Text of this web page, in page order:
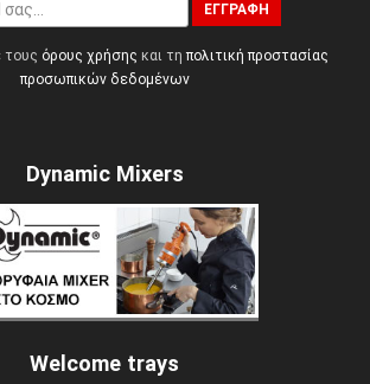
ΕΓΓΡΑΦΉ
όρους χρήσης και τη πολιτική προστασίας
προσωπικών δεδομένων
Dynamic Mixers
Welcome trays